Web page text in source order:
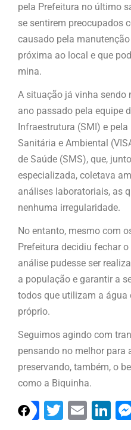
pela Prefeitura no último
se sentirem preocupados
causado pela
próxima ao local e que
mina.
A situação já vinha sendo
ano passado pela equipe
Infraestrutura (SMI) e
Sanitária e Ambiental
de Saúde (SMS), que,
especializada, coletava
análises laboratoriais, as
nenhuma irregularidade.
No entanto, mesmo com
Prefeitura decidiu fechar
análise pudesse ser
a população e garantir a
todos que utilizam a
próprio.
Seguimos agindo com
pensando no melhor para
preservando, também, o
como a Biquinha.
Facebook
Twitter
Email